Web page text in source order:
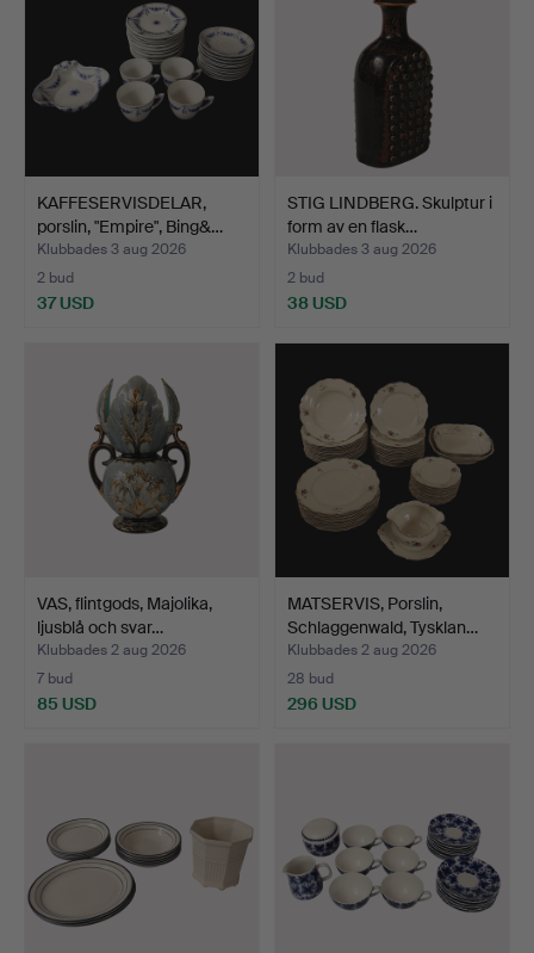
KAFFESERVISDELAR,
porslin, "Empire", Bing&…
Klubbades 3 aug 2026
2 bud
37 USD
STIG LINDBERG. Skulptur i
form av en flask…
Klubbades 3 aug 2026
2 bud
38 USD
VAS, flintgods, Majolika,
ljusblå och svar…
Klubbades 2 aug 2026
7 bud
85 USD
MATSERVIS, Porslin,
Schlaggenwald, Tysklan…
Klubbades 2 aug 2026
28 bud
296 USD